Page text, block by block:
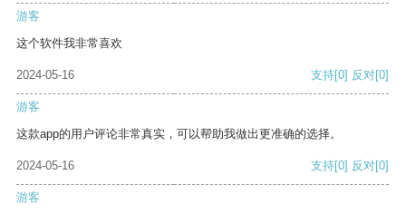
游客
这个软件我非常喜欢
2024-05-16 支持[0] 反对[0]
游客
这款app的用户评论非常真实，可以帮助我做出更准确的选择。
2024-05-16 支持[0] 反对[0]
游客